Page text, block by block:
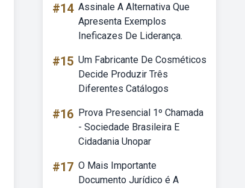
#14 Assinale A Alternativa Que
Apresenta Exemplos
Ineficazes De Liderança.
#15 Um Fabricante De Cosméticos
Decide Produzir Três
Diferentes Catálogos
#16 Prova Presencial 1º Chamada
- Sociedade Brasileira E
Cidadania Unopar
#17 O Mais Importante
Documento Jurídico é A